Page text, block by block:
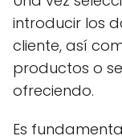
introducir los
cliente, así
productos o
ofreciendo.
Es